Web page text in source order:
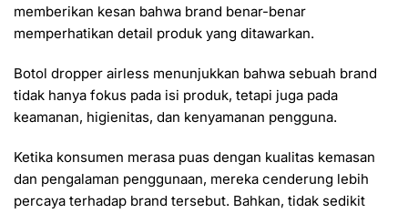
memberikan kesan bahwa brand benar-benar
memperhatikan detail produk yang ditawarkan.
Botol dropper airless menunjukkan bahwa sebuah brand
tidak hanya fokus pada isi produk, tetapi juga pada
keamanan, higienitas, dan kenyamanan pengguna.
Ketika konsumen merasa puas dengan kualitas kemasan
dan pengalaman penggunaan, mereka cenderung lebih
percaya terhadap brand tersebut. Bahkan, tidak sedikit